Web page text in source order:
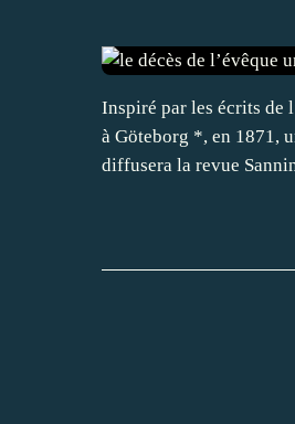
Inspiré par les écrits de
à Göteborg *, en 1871,
diffusera la revue